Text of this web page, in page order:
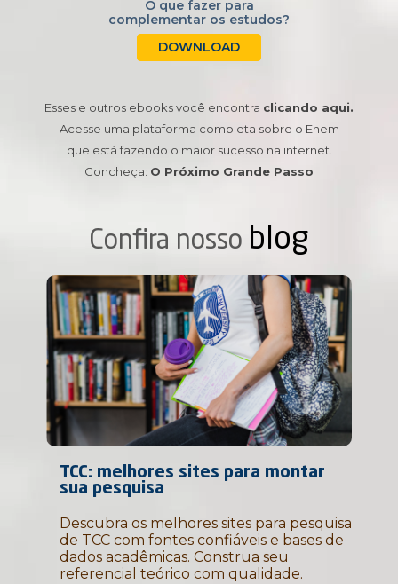
O que fazer para
complementar os estudos?
DOWNLOAD
Esses e outros ebooks você encontra clicando aqui.
Acesse uma plataforma completa sobre o Enem
que está fazendo o maior sucesso na internet.
Concheça: O Próximo Grande Passo
Confira nosso blog
TCC: melhores sites para montar
sua pesquisa
Descubra os melhores sites para pesquisa
de TCC com fontes confiáveis e bases de
dados acadêmicas. Construa seu
referencial teórico com qualidade.